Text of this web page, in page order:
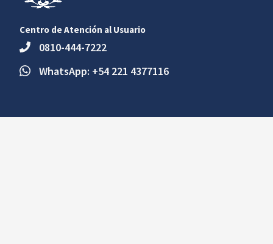
Centro de Atención al Usuario
0810-444-7222
WhatsApp: +54 221 4377116